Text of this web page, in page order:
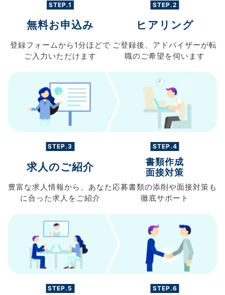
STEP.1
無料お申込み
登録フォームから 1分ほどで
ご入力 いただけます
STEP.2
ヒアリング
ご登録後、 アドバイザーが転
職のご希望を伺います
STEP.3
求人のご紹介
豊富な求人情報から、 あなた
に合った求人を ご紹介
STEP.4
書類作成
面接対策
応募書類の添削や面接対策も
徹底サポート
STEP.5 STEP.6